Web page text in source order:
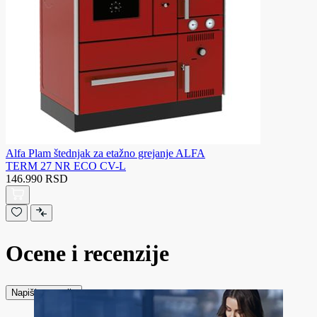
Alfa Plam štednjak za etažno grejanje ALFA
TERM 27 NR ECO CV-L
146.990 RSD
Ocene i recenzije
Napiši recenziju